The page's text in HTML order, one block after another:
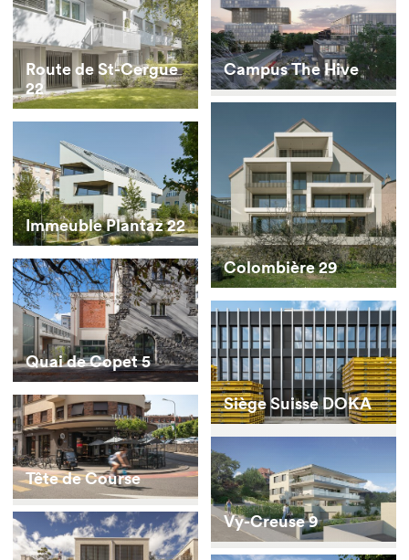
Route de St-Cergue
22
Campus The Hive
Colombière 29
Immeuble Plantaz 22
Quai de Copet 5
Siège Suisse DOKA
Tête de Course
Vy-Creuse 9